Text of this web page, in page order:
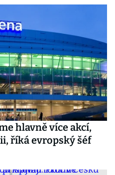
hlavně více akcí,
říká evropský šéf